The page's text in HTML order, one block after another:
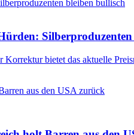
bietet das aktuelle